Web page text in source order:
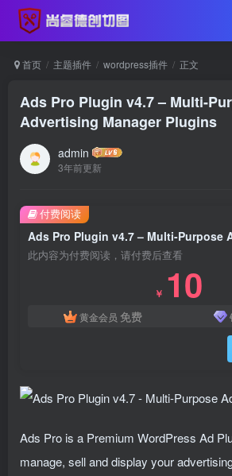
首页 主题插件 wordpress插件 正文
Ads Pro Plugin v4.7 – Multi-
Advertising Manager Plugins
admin
3年前更新
此内容为付费阅读，请付费后查看
￥ 10
黄金会员 免费
付费阅读
Ads Pro is a Premium WordPress Ad
manage, sell and display your